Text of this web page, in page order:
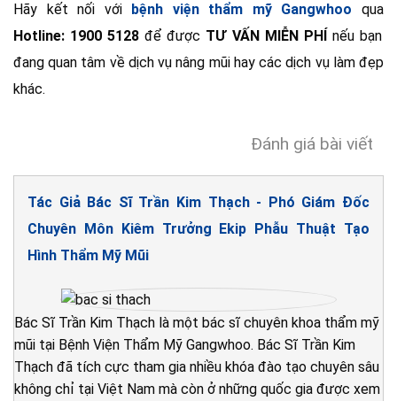
Hãy kết nối với bệnh viện thẩm mỹ Gangwhoo qua
Hotline: 1900 5128 để được TƯ VẤN MIỄN PHÍ nếu bạn
đang quan tâm về dịch vụ nâng mũi hay các dịch vụ làm đẹp
khác.
Đánh giá bài viết
Tác Giả Bác Sĩ Trần Kim Thạch - Phó Giám Đốc
Chuyên Môn Kiêm Trưởng Ekip Phẫu Thuật Tạo
Hình Thẩm Mỹ Mũi
Bác Sĩ Trần Kim Thạch là một bác sĩ chuyên khoa thẩm mỹ
mũi tại Bệnh Viện Thẩm Mỹ Gangwhoo. Bác Sĩ Trần Kim
Thạch đã tích cực tham gia nhiều khóa đào tạo chuyên sâu
không chỉ tại Việt Nam mà còn ở những quốc gia được xem